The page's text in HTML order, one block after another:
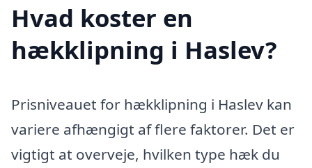
Hvad koster en
hækklipning i Haslev?
Prisniveauet for hækklipning i Haslev kan
variere afhængigt af flere faktorer. Det er
vigtigt at overveje, hvilken type hæk du